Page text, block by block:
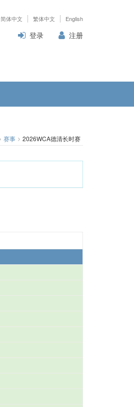
简体中文 繁体中文 English
登录 注册
赛事 2026WCA德清长时赛